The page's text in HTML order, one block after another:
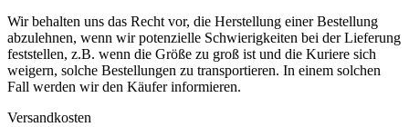
Wir behalten uns das Recht vor, die Herstellung einer Bestellung
abzulehnen, wenn wir potenzielle Schwierigkeiten bei der Lieferung
feststellen, z.B. wenn die Größe zu groß ist und die Kuriere sich
weigern, solche Bestellungen zu transportieren. In einem solchen
Fall werden wir den Käufer informieren.
Versandkosten